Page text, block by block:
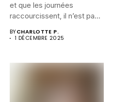
et que les journées
raccourcissent, il n’est pas
BYCHARLOTTE P.
1 DÉCEMBRE 2025